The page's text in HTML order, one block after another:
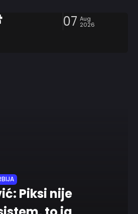
07 Aug
2026
Piksi nije